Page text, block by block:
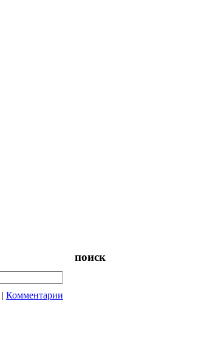
| Комментарии
поиск